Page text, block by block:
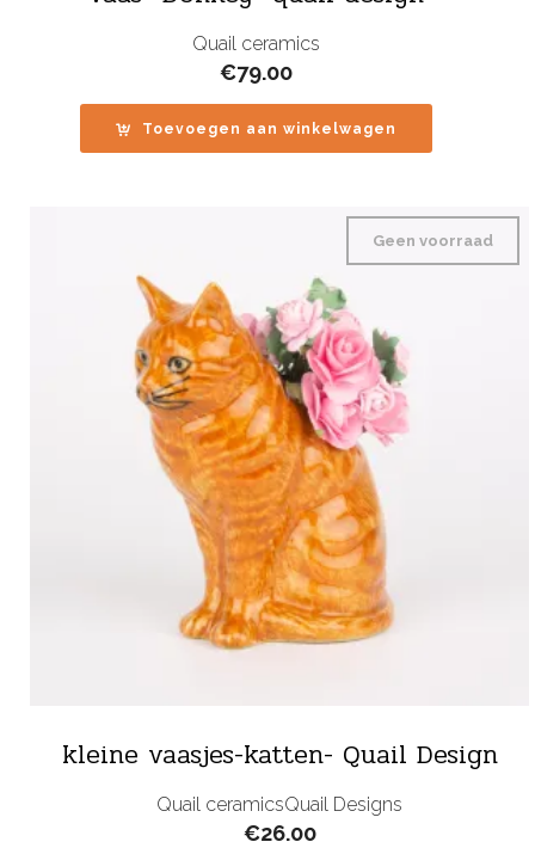
Quail ceramics
€79.00
Toevoegen aan winkelwagen
kleine vaasjes-katten- Quail Design
Geen voorraad
Quail ceramicsQuail Designs
€26.00